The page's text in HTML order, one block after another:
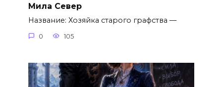
Мила Север
Название: Хозяйка старого графства —
0 105